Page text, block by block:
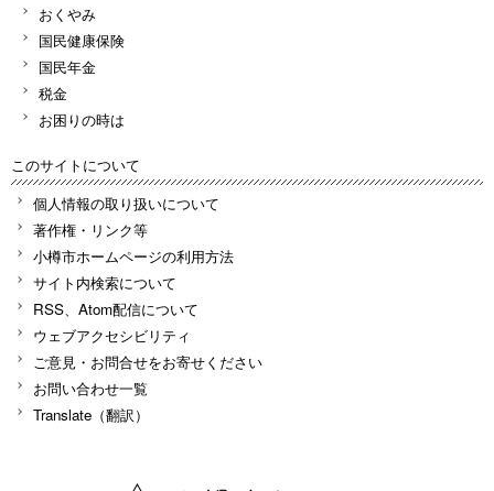
おくやみ
国民健康保険
国民年金
税金
お困りの時は
このサイトについて
個人情報の取り扱いについて
著作権・リンク等
小樽市ホームページの利用方法
サイト内検索について
RSS、Atom配信について
ウェブアクセシビリティ
ご意見・お問合せをお寄せください
お問い合わせ一覧
Translate（翻訳）